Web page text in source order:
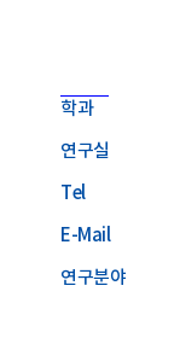
학과
연구실
Tel
E-Mail
연구분야